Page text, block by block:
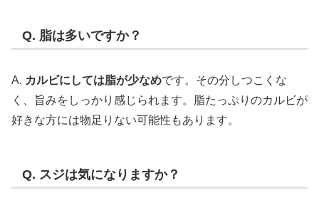
Q. 脂は多いですか？
A. カルビにしては脂が少なめです。その分しつこくな
く、旨みをしっかり感じられます。脂たっぷりのカルビが
好きな方には物足りない可能性もあります。
Q. スジは気になりますか？